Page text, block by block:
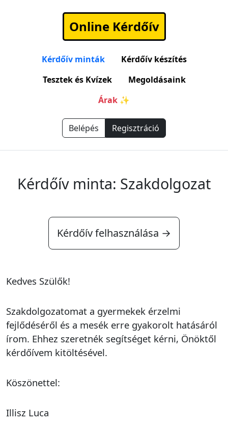
Online Kérdőív
Kérdőív minták
Kérdőív készítés
Tesztek és Kvízek
Megoldásaink
Árak ✨
Belépés Regisztráció
Kérdőív minta: Szakdolgozat
Kérdőív felhasználása →
Kedves Szülők!
Szakdolgozatomat a gyermekek érzelmi
fejlődéséről és a mesék erre gyakorolt hatásáról
írom. Ehhez szeretnék segítséget kérni, Önöktől
kérdőívem kitöltésével.
Köszönettel:
Illisz Luca